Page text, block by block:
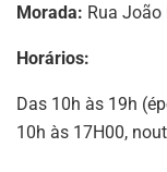
Morada: Rua João
Horários:
Das 10h às 19h
10h às 17H00,